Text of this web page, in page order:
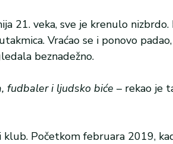
21. veka, sve je krenulo nizbrdo.
Vraćao se i ponovo
beznadežno.
fudbaler i ljudsko biće – rekao je
Početkom februara 2019,